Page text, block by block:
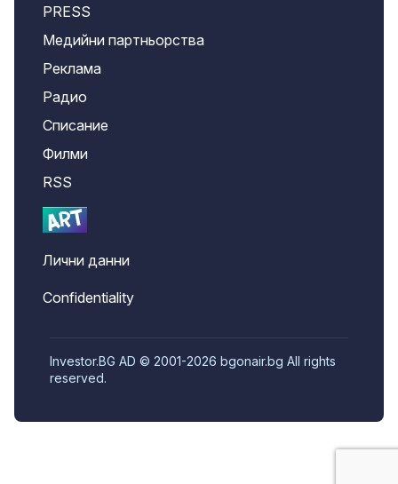
PRESS
Медийни партньорства
Реклама
Радио
Списание
Филми
RSS
Лични данни
Confidentiality
Investor.BG AD © 2001-2026 bgonair.bg All rights
reserved.